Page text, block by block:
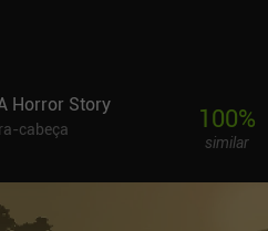
Horror Story
cabeça
100%
similar